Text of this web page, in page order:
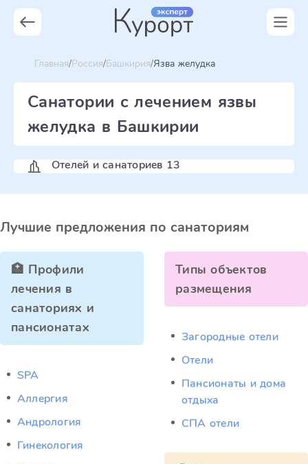
Главная Россия Башкирия Язва желудка
Санатории с лечением язвы
желудка в Башкирии
Отелей и санаториев 13
Лучшие предложения по санаториям
🏥 Профили
лечения в
санаториях и
пансионатах
SPA
Аллергия
Андрология
Гинекология
Типы объектов
размещения
Загородные отели
Отели
Пансионаты и дома
отдыха
СПА отели